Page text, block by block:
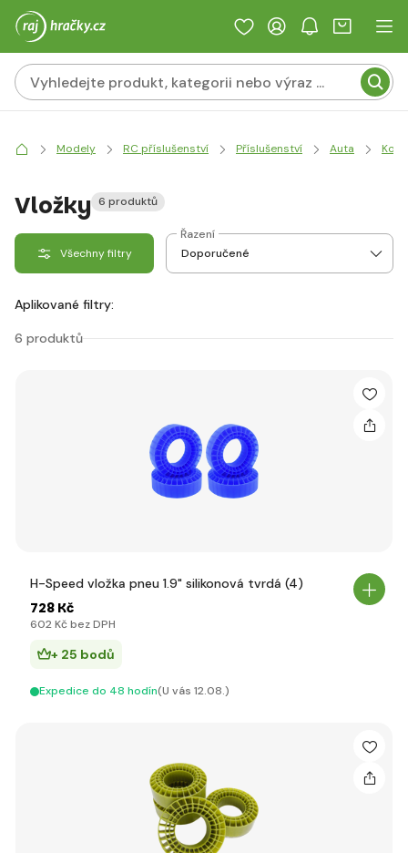
Modely RC příslušenství Příslušenství Auta
Vložky 6 produktů
Všechny filtry
Řazení
Aplikované filtry:
6 produktů
H-Speed vložka pneu 1.9" silikonová tvrdá (4)
728 Kč
602 Kč bez DPH
+ 25 bodů
Expedice do 48 hodín(U vás 12.08.)